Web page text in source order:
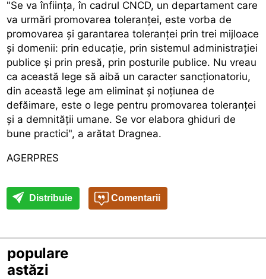
"Se va înființa, în cadrul CNCD, un departament care
va urmări promovarea toleranței, este vorba de
promovarea și garantarea toleranței prin trei mijloace
și domenii: prin educație, prin sistemul administrației
publice și prin presă, prin posturile publice. Nu vreau
ca această lege să aibă un caracter sancționatoriu,
din această lege am eliminat și noțiunea de
defăimare, este o lege pentru promovarea toleranței
și a demnității umane. Se vor elabora ghiduri de
bune practici", a arătat Dragnea.
AGERPRES
Distribuie Comentarii
populare
astăzi